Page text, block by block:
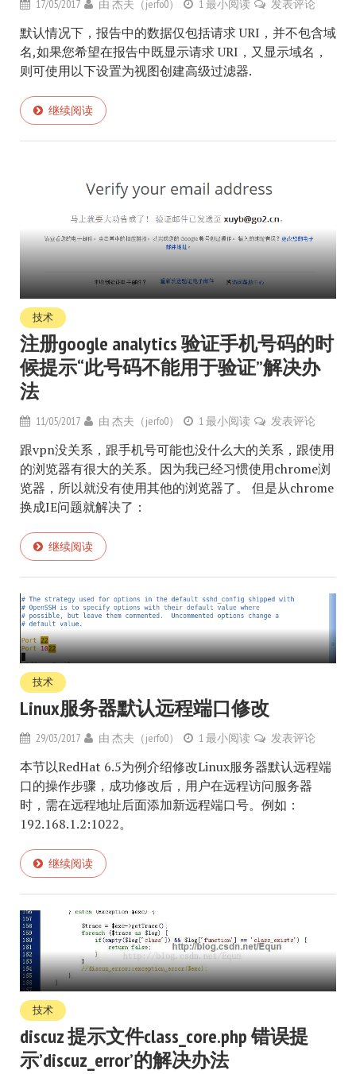
17/05/2017 由 杰夫（jerfo0） 1 最小阅读 发表评论
默认情况下，报告中的数据仅包括请求 URI，并不包含域
名,如果您希望在报告中既显示请求 URI，又显示域名，
则可使用以下设置为视图创建高级过滤器.
继续阅读
技术
注册google analytics 验证手机号码的时
候提示“此号码不能用于验证”解决办
法
11/05/2017 由 杰夫（jerfo0） 1 最小阅读 发表评论
跟vpn没关系，跟手机号可能也没什么大的关系，跟使用
的浏览器有很大的关系。因为我已经习惯使用chrome浏
览器，所以就没有使用其他的浏览器了。 但是从chrome
换成IE问题就解决了：
继续阅读
技术
Linux服务器默认远程端口修改
29/03/2017 由 杰夫（jerfo0） 1 最小阅读 发表评论
本节以RedHat 6.5为例介绍修改Linux服务器默认远程端
口的操作步骤，成功修改后，用户在远程访问服务器
时，需在远程地址后面添加新远程端口号。例如：
192.168.1.2:1022。
继续阅读
技术
discuz 提示文件class_core.php 错误提
示’discuz_error’的解决办法